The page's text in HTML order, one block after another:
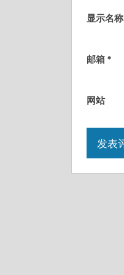
显示名称
邮箱 *
网站